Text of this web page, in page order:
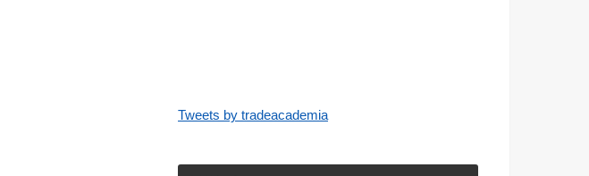
Tweets by tradeacademia